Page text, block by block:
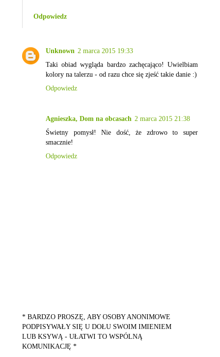
Odpowiedz
Unknown 2 marca 2015 19:33
Taki obiad wygląda bardzo zachęcająco! Uwielbiam
kolory na talerzu - od razu chce się zjeść takie danie :)
Odpowiedz
Agnieszka, Dom na obcasach 2 marca 2015 21:38
Świetny pomysł! Nie dość, że zdrowo to super
smacznie!
Odpowiedz
* BARDZO PROSZĘ, ABY OSOBY ANONIMOWE
PODPISYWAŁY SIĘ U DOŁU SWOIM IMIENIEM
LUB KSYWĄ - UŁATWI TO WSPÓLNĄ
KOMUNIKACJĘ *